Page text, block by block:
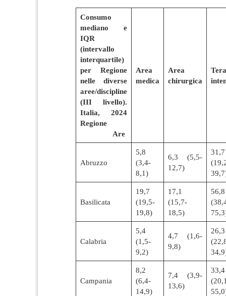
Consumo
mediano e
IQR
(intervallo
interquartile)
per Regione
nelle diverse
aree/discipline
(III livello).
Italia, 2024
Regione
Are
Area
medica
Area
chirurgica
Abruzzo
5,8
(3,4-
8,1)
6,3 (5,5-
12,7)
31,7
Basilicata
19,7
(19,5-
19,8)
17,1
(15,7-
18,5)
56,8
Calabria
5,4
(1,5-
9,2)
4,7 (1,6-
9,8)
26,3
Campania
8,2
(6,4-
14,9)
7,4 (3,9-
13,6)
33,4